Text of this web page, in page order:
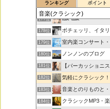
ランキング ポイント
176位 思えば遠くへ来た
177位 tak-talk
178位 ボチェッリ、イタ
179位 室内楽コンサート
180位 ノンノンのブログ
181位 【パーカッショニ
182位 気軽にクラシック！
183位 音楽とのりものと・
184位 クラシックMP3・